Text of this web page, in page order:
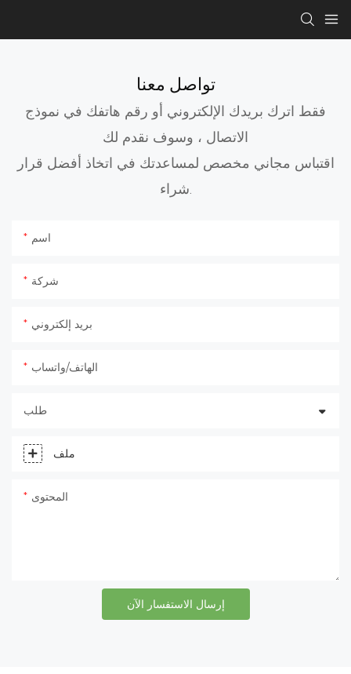
تواصل معنا
فقط اترك بريدك الإلكتروني أو رقم هاتفك في نموذج
الاتصال ، وسوف نقدم لك
اقتباس مجاني مخصص لمساعدتك في اتخاذ أفضل قرار
شراء.
اسم
شركة
بريد إلكتروني
الهاتف/واتساب
طلب
ملف
المحتوى
إرسال الاستفسار الآن